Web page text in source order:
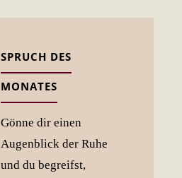
SPRUCH DES
MONATES
Gönne dir einen
Augenblick der Ruhe
und du begreifst,